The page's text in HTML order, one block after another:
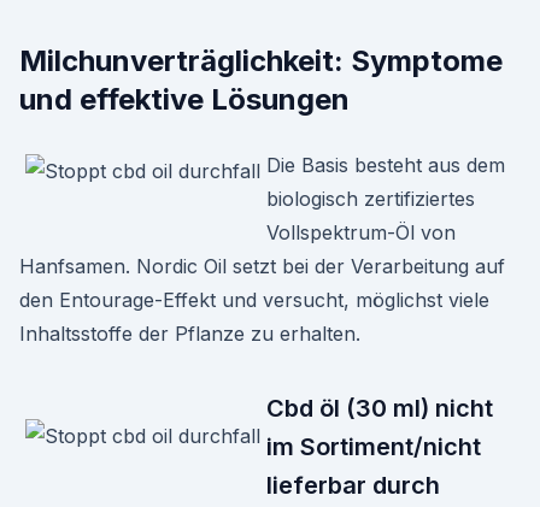
Milchunverträglichkeit: Symptome
und effektive Lösungen
Die Basis besteht aus dem
biologisch zertifiziertes
Vollspektrum-Öl von
Hanfsamen. Nordic Oil setzt bei der Verarbeitung auf
den Entourage-Effekt und versucht, möglichst viele
Inhaltsstoffe der Pflanze zu erhalten.
Cbd öl (30 ml) nicht
im Sortiment/nicht
lieferbar durch